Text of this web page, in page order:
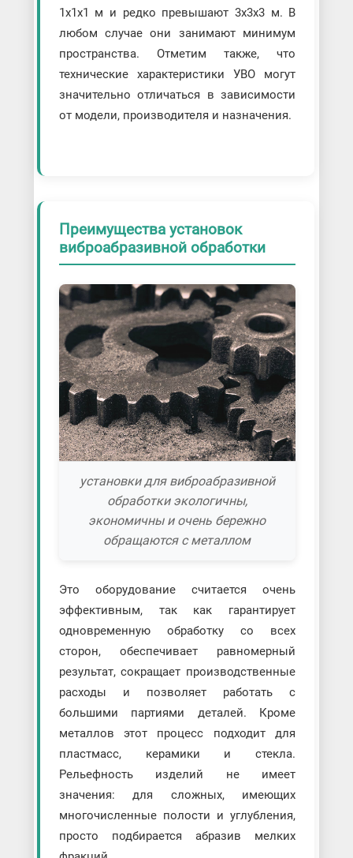
1х1х1 м и редко превышают 3х3х3 м. В
любом случае они занимают минимум
пространства. Отметим также, что
технические характеристики УВО могут
значительно отличаться в зависимости
от модели, производителя и назначения.
Преимущества установок
виброабразивной обработки
установки для виброабразивной
обработки экологичны,
экономичны и очень бережно
обращаются с металлом
Это оборудование считается очень
эффективным, так как гарантирует
одновременную обработку со всех
сторон, обеспечивает равномерный
результат, сокращает производственные
расходы и позволяет работать с
большими партиями деталей. Кроме
металлов этот процесс подходит для
пластмасс, керамики и стекла.
Рельефность изделий не имеет
значения: для сложных, имеющих
многочисленные полости и углубления,
просто подбирается абразив мелких